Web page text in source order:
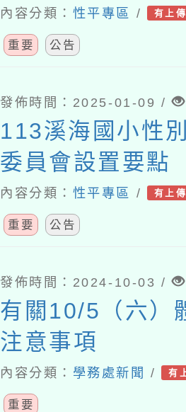
定
內容分類： 性平專區 / 有上
重要 公告
發佈時間：2025-01-09 /
113溪海國小性
委員會設置要點
內容分類： 性平專區 / 有上
重要 公告
發佈時間：2024-10-03 /
有關10/5（六）
注意事項
內容分類： 學務處新聞 / 有
重要